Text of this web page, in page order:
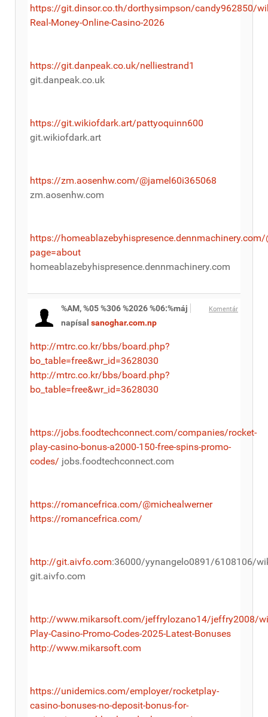
https://git.dinsor.co.th/dorthysimpson/candy962850/
Real-Money-Online-Casino-2026
https://git.danpeak.co.uk/nelliestrand1
git.danpeak.co.uk
https://git.wikiofdark.art/pattyoquinn600
git.wikiofdark.art
https://zm.aosenhw.com/@jamel60i365068
zm.aosenhw.com
https://homeablazebyhispresence.dennmachinery.com/
page=about
homeablazebyhispresence.dennmachinery.com
Komentár
%AM, %05 %306 %2026 %06:%máj
napísal sanoghar.com.np
http://mtrc.co.kr/bbs/board.php?
bo_table=free&wr_id=3628030
http://mtrc.co.kr/bbs/board.php?
bo_table=free&wr_id=3628030
https://jobs.foodtechconnect.com/companies/rocket-
play-casino-bonus-a2000-150-free-spins-promo-
codes/ jobs.foodtechconnect.com
https://romancefrica.com/@michealwerner
https://romancefrica.com/
http://git.aivfo.com:36000/yynangelo0891/6108106/
git.aivfo.com
http://www.mikarsoft.com/jeffrylozano14/jeffry2008/
Play-Casino-Promo-Codes-2025-Latest-Bonuses
http://www.mikarsoft.com
https://unidemics.com/employer/rocketplay-
casino-bonuses-no-deposit-bonus-for-